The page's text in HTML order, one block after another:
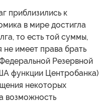
приблизились к
в мире достигла
то есть той суммы,
имеет права брать
Резервной
функции Центробанка)
некоторых
возможность